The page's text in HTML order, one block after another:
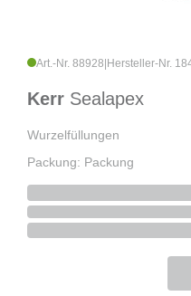
Art.-Nr. 88928 Hersteller-Nr.
Kerr Sealapex
Wurzelfüllungen
Packung: Packung